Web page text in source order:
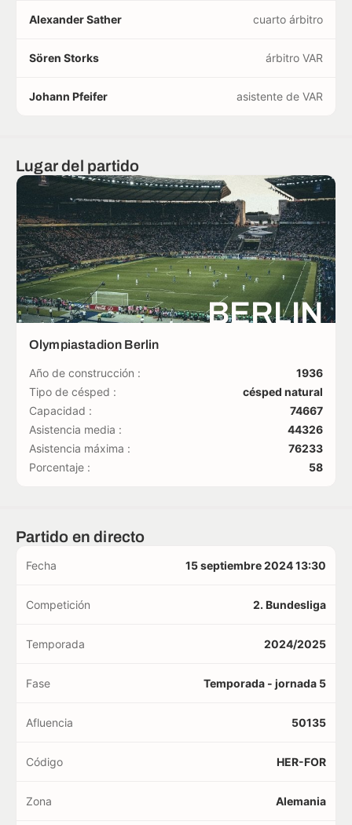
Alexander Sather cuarto árbitro
Sören Storks árbitro VAR
Johann Pfeifer asistente de VAR
Lugar del partido
BERLIN
Olympiastadion Berlin
Año de construcción :
1936
Tipo de césped :
césped natural
Capacidad :
74667
Asistencia media :
44326
Asistencia máxima :
76233
Porcentaje :
58
Partido en directo
Fecha 15 septiembre 2024 13:30
Competición 2. Bundesliga
Temporada 2024/2025
Fase Temporada - jornada 5
Afluencia 50135
Código HER-FOR
Zona Alemania